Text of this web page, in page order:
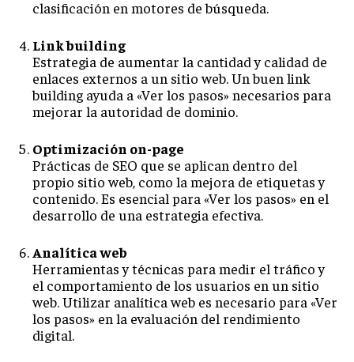
clasificación en motores de búsqueda.
Link building
Estrategia de aumentar la cantidad y calidad de
enlaces externos a un sitio web. Un buen link
building ayuda a «Ver los pasos» necesarios para
mejorar la autoridad de dominio.
Optimización on-page
Prácticas de SEO que se aplican dentro del
propio sitio web, como la mejora de etiquetas y
contenido. Es esencial para «Ver los pasos» en el
desarrollo de una estrategia efectiva.
Analítica web
Herramientas y técnicas para medir el tráfico y
el comportamiento de los usuarios en un sitio
web. Utilizar analítica web es necesario para «Ver
los pasos» en la evaluación del rendimiento
digital.